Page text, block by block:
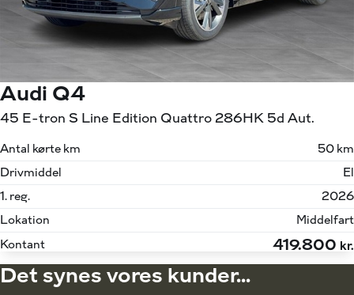
Audi Q4
45 E-tron S Line Edition Quattro 286HK 5d Aut.
Antal kørte km
50 km
Drivmiddel
El
1. reg.
2026
Lokation
Middelfart
Kontant
419.800 kr.
Det synes vores kunder...